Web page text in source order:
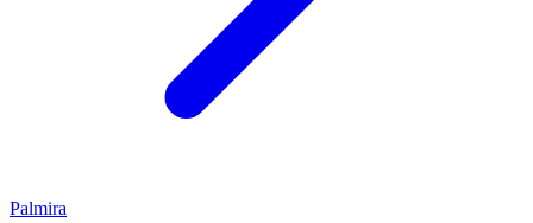
Palmira